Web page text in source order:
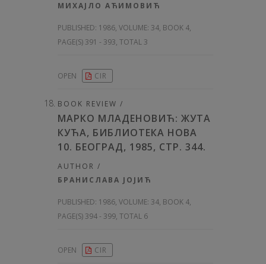
МИХАЈЛО АЋИМОВИЋ
PUBLISHED: 1986, VOLUME: 34, BOOK 4,
PAGE(S) 391 - 393, TOTAL 3
OPEN CIR
BOOK REVIEW /
МАРКО МЛАДЕНОВИЋ: ЖУТА
КУЋА, БИБЛИОТЕКА НОВА
10. БЕОГРАД, 1985, СТР. 344.
AUTHOR /
БРАНИСЛАВА ЈОЈИЋ
PUBLISHED: 1986, VOLUME: 34, BOOK 4,
PAGE(S) 394 - 399, TOTAL 6
OPEN CIR